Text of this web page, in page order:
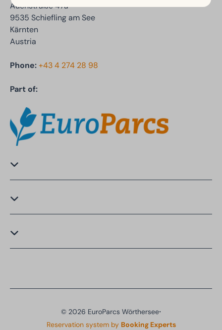
Auenstraße 47a
9535 Schiefling am See
Kärnten
Austria
Phone:+43 4 274 28 98
Part of:
© 2026 EuroParcs Wörthersee·
Reservation system by Booking Experts